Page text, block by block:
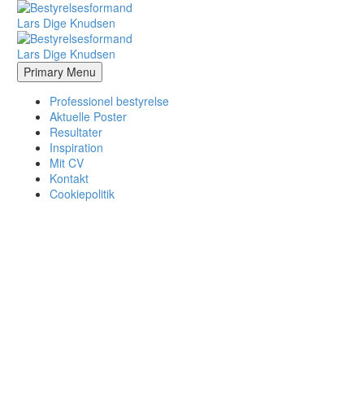
Primary Menu
Professionel bestyrelse
Aktuelle Poster
Resultater
Inspiration
Mit CV
Kontakt
Cookiepolitik